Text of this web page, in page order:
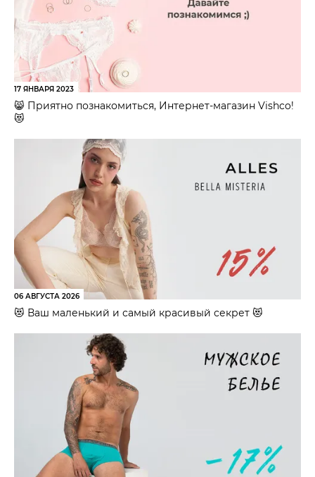
17 ЯНВАРЯ 2023
😸 Приятно познакомиться, Интернет-магазин Vishco!
😻
06 АВГУСТА 2026
😻 Ваш маленький и самый красивый секрет 😻